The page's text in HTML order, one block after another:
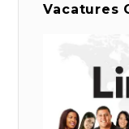
Vacatures